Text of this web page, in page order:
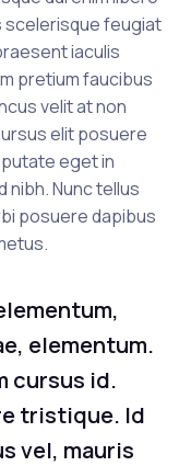
scelerisque feugiat
iaculis
pretium faucibus
velit at non
elit posuere
eget in
nibh. Nunc tellus
posuere dapibus
elementum.
cursus id.
tristique. Id
vel, mauris